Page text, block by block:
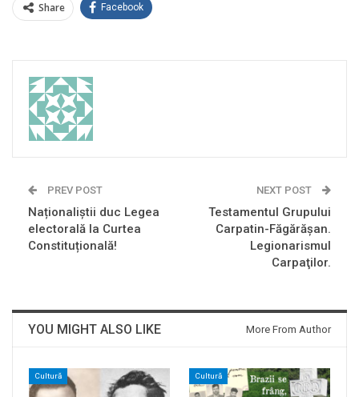
Share Facebook
PREV POST
Naționaliștii duc Legea
electorală la Curtea
Constituțională!
NEXT POST
Testamentul Grupului
Carpatin-Făgărăşan.
Legionarismul
Carpaţilor.
YOU MIGHT ALSO LIKE More From Author
Cultură Cultură